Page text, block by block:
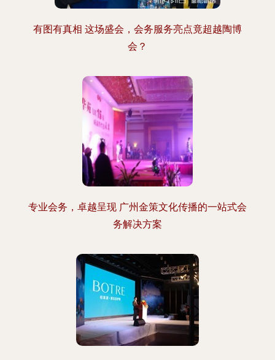
有图有真相 这场盛会，会务服务亮点竟超越陶博
会？
专业会务，卓越呈现 广州金策文化传播的一站式会
务解决方案